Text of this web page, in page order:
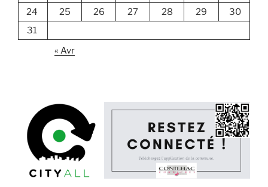
24
25 26 27 28 29
30
31
« Avr